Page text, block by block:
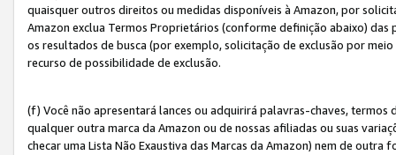
quaisquer outros direitos ou medidas disponíveis à Amazon, por
Amazon exclua Termos Proprietários (conforme definição abaixo)
os resultados de busca (por exemplo, solicitação de exclusão por
recurso de possibilidade de exclusão.
(f) Você não apresentará lances ou adquirirá palavras-chaves,
qualquer outra marca da Amazon ou de nossas afiliadas ou suas
checar uma Lista Não Exaustiva das Marcas da Amazon) nem de